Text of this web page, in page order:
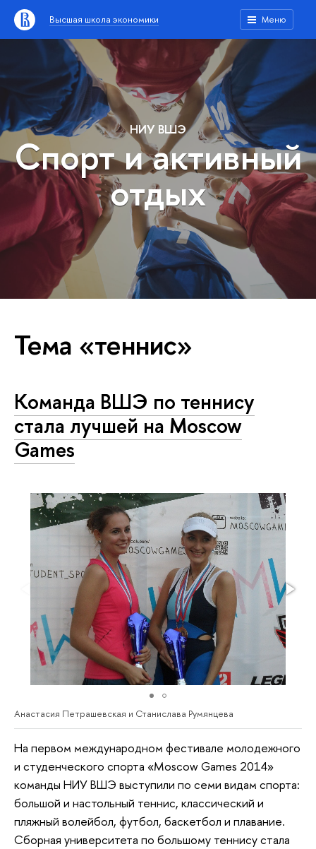
Высшая школа экономики Меню
НИУ ВШЭ
Спорт и активный
отдых
Тема «теннис»
Команда ВШЭ по теннису
стала лучшей на Moscow
Games
Анастасия Петрашевская и Станислава Румянцева
На первом международном фестивале молодежного
и студенческого спорта «Moscow Games 2014»
команды НИУ ВШЭ выступили по семи видам спорта:
большой и настольный теннис, классический и
пляжный волейбол, футбол, баскетбол и плавание.
Сборная университета по большому теннису стала